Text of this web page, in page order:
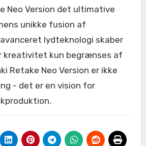
Neo Version det ultimative
unikke fusion af
lydteknologi skaber
kreativitet kun begrænses af
Retake Neo Version er ikke
- det er en vision for